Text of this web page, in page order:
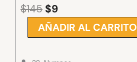
$145El
precio
original
$145.
$9El
precio
actual
$9.
MARKETER
AÑADIR AL CARRITO